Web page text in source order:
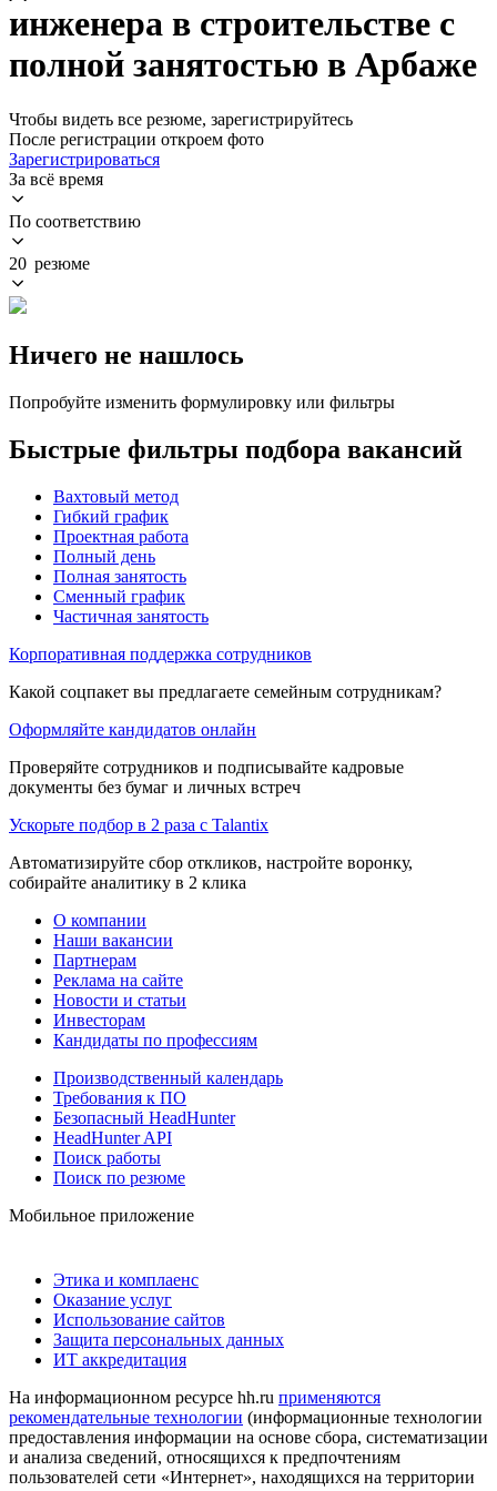
инженера в строительстве с
полной занятостью в Арбаже
Чтобы видеть все резюме, зарегистрируйтесь
После регистрации откроем фото
Зарегистрироваться
За всё время
По соответствию
20 резюме
Ничего не нашлось
Попробуйте изменить формулировку или фильтры
Быстрые фильтры подбора вакансий
Вахтовый метод
Гибкий график
Проектная работа
Полный день
Полная занятость
Сменный график
Частичная занятость
Корпоративная поддержка сотрудников
Какой соцпакет вы предлагаете семейным сотрудникам?
Оформляйте кандидатов онлайн
Проверяйте сотрудников и подписывайте кадровые
документы без бумаг и личных встреч
Ускорьте подбор в 2 раза с Talantix
Автоматизируйте сбор откликов, настройте воронку,
собирайте аналитику в 2 клика
О компании
Наши вакансии
Партнерам
Реклама на сайте
Новости и статьи
Инвесторам
Кандидаты по профессиям
Производственный календарь
Требования к ПО
Безопасный HeadHunter
HeadHunter API
Поиск работы
Поиск по резюме
Мобильное приложение
Этика и комплаенс
Оказание услуг
Использование сайтов
Защита персональных данных
ИТ аккредитация
На информационном ресурсе hh.ru применяются
рекомендательные технологии (информационные технологии
предоставления информации на основе сбора, систематизации
и анализа сведений, относящихся к предпочтениям
пользователей сети «Интернет», находящихся на территории